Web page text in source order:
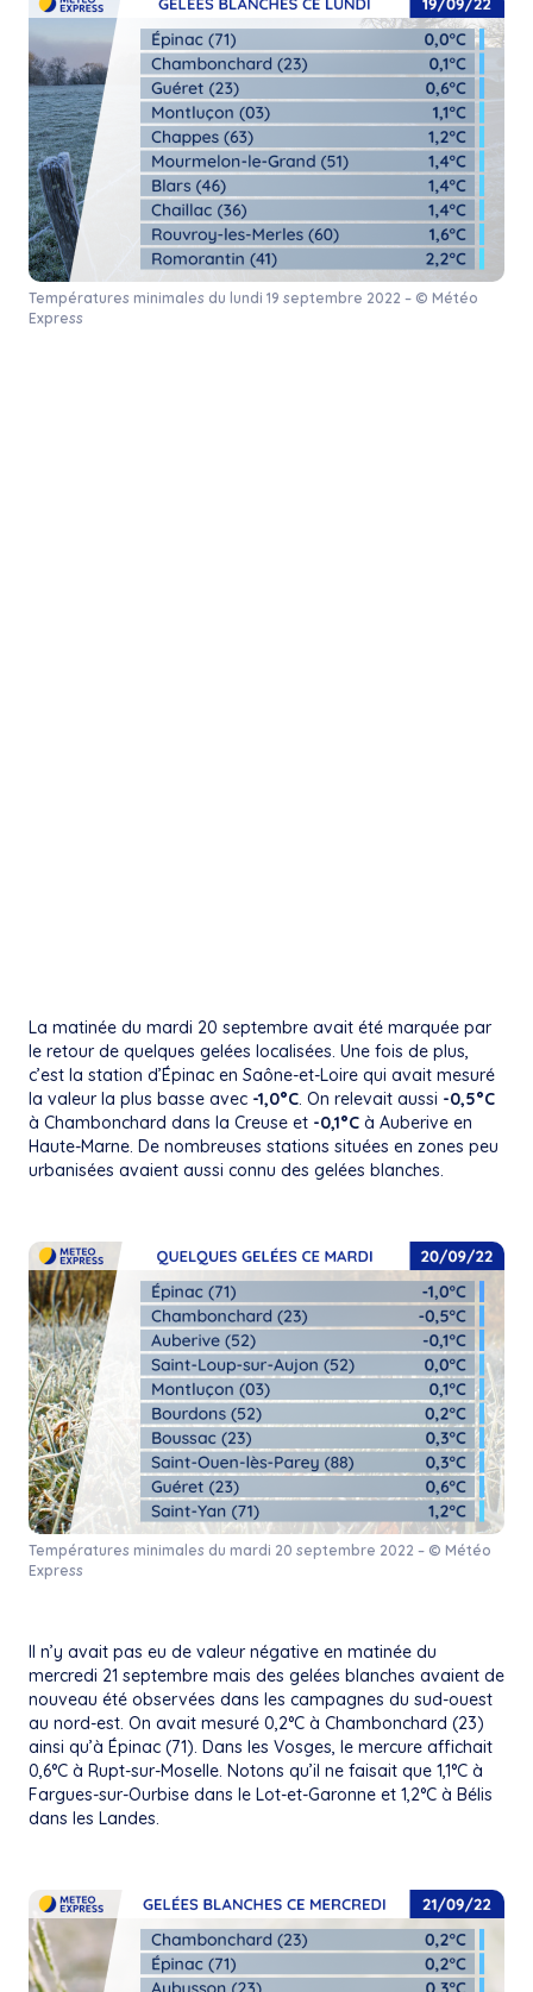
Températures minimales du lundi 19 septembre 2022 – © Météo
Express
La matinée du mardi 20 septembre avait été marquée par
le retour de quelques gelées localisées. Une fois de plus,
c’est la station d’Épinac en Saône-et-Loire qui avait mesuré
la valeur la plus basse avec -1,0°C. On relevait aussi -0,5°C
à Chambonchard dans la Creuse et -0,1°C à Auberive en
Haute-Marne. De nombreuses stations situées en zones peu
urbanisées avaient aussi connu des gelées blanches.
Températures minimales du mardi 20 septembre 2022 – © Météo
Express
Il n’y avait pas eu de valeur négative en matinée du
mercredi 21 septembre mais des gelées blanches avaient de
nouveau été observées dans les campagnes du sud-ouest
au nord-est. On avait mesuré 0,2°C à Chambonchard (23)
ainsi qu’à Épinac (71). Dans les Vosges, le mercure affichait
0,6°C à Rupt-sur-Moselle. Notons qu’il ne faisait que 1,1°C à
Fargues-sur-Ourbise dans le Lot-et-Garonne et 1,2°C à Bélis
dans les Landes.